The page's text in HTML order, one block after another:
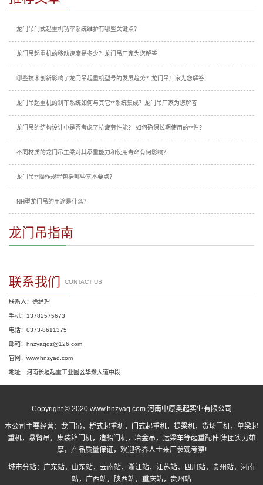
龙门吊门式起重机功率系统维护有哪些关键点？
龙门吊起重机的移动速度是多少？龙门吊厂家为您解答
哪些技术创新影响了龙门吊起重机型号的发展趋势？龙门吊厂家为您解答
龙门吊起重机的刹车系统如何与其它**系统集成？龙门吊厂家为您解答
龙门吊的结构设计中是否考虑了抗疲劳性能？ 如何确保长期使用的**性？
不同材质的龙门吊主梁对其承重能力和使用寿命有何影响？
龙门吊**操作规程包括哪些基本要点？
NH型龙门吊的用途是什么？
龙门吊指南
联系我们 CONTACT US
联系人：徐经理
手机：13782575673
电话：0373-8611375
邮箱：hnzyaqqz@126.com
官网：www.hnzyaq.com
地址：河南长垣起重工业园区华豫大道中段
Copyright © 2020 www.hnzyaq.com 河南中原奥起实业有限公司
本公司主要经营： 龙门吊 ， 桥式起重机， 门式起重机，提梁机，货场门机，单梁起
重机，悬臂吊，集装箱门机，造船门机，冶金吊，运梁车等起重配件!集团实力雄
厚，产品质量保证，欢迎各界人士来厂参观考察!
城市分站： 广东站， 山东站， 云南站， 浙江站， 江苏站， 四川站， 贵州站， 河南
站， 广西站， 陕西站， 重庆站， 贵州站